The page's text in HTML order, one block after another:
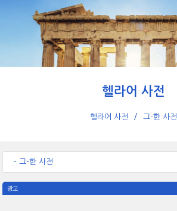
헬라어 사전
헬라어 사전 그-한 사전
- 그-한 사전
광고